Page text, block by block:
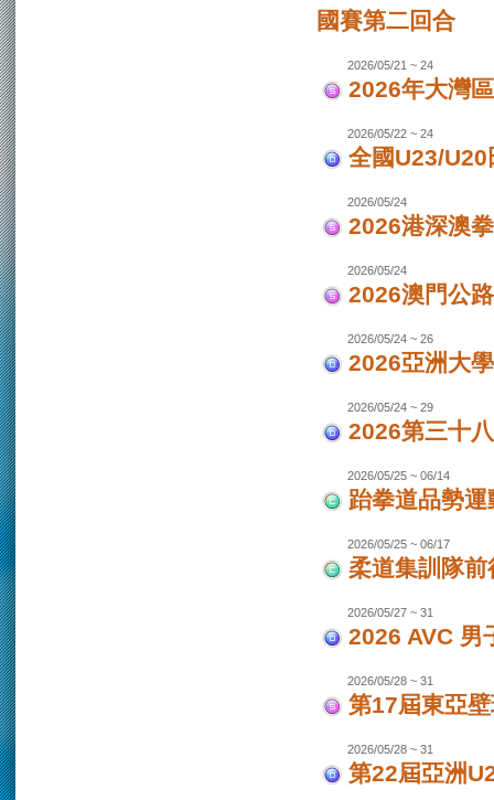
國賽第二回合
2026/05/21 ~ 24
2026年大灣
2026/05/22 ~ 24
全國U23/
2026/05/24
2026港深澳
2026/05/24
2026澳門公
2026/05/24 ~ 26
2026亞洲大
2026/05/24 ~ 29
2026第三十
2026/05/25 ~ 06/14
跆拳道品勢
2026/05/25 ~ 06/17
柔道集訓隊
2026/05/27 ~ 31
2026 AVC 男
2026/05/28 ~ 31
第17屆東亞
2026/05/28 ~ 31
第22屆亞洲